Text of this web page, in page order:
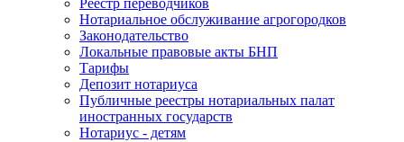
Реестр переводчиков
Нотариальное обслуживание агрогородков
Законодательство
Локальные правовые акты БНП
Тарифы
Депозит нотариуса
Публичные реестры нотариальных палат
иностранных государств
Нотариус - детям